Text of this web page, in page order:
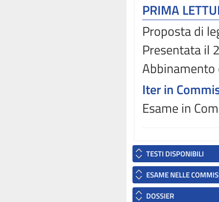
PRIMA
Proposta di
Presentata il
Abbinamento
Iter in
Esame in
TESTI DISPONIBILI
ESAME NELLE
DOSSIER